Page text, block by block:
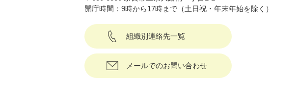
開庁時間：9時から17時まで（土日祝・年末年始を除く）
組織別連絡先一覧
メールでのお問い合わせ